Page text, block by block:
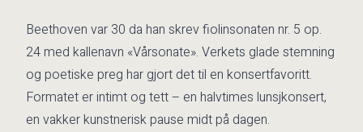
Beethoven var 30 da han skrev fiolinsonaten nr. 5 op.
24 med kallenavn «Vårsonate». Verkets glade stemning
og poetiske preg har gjort det til en konsertfavoritt.
Formatet er intimt og tett – en halvtimes lunsjkonsert,
en vakker kunstnerisk pause midt på dagen.